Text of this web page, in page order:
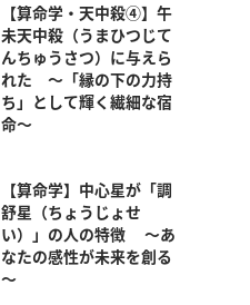
【算命学・天中殺④】午
未天中殺（うまひつじて
んちゅうさつ）に与えら
れた ～「縁の下の力持
ち」として輝く繊細な宿
命～
【算命学】中心星が「調
舒星（ちょうじょせ
い）」の人の特徴 ～あ
なたの感性が未来を創る
～